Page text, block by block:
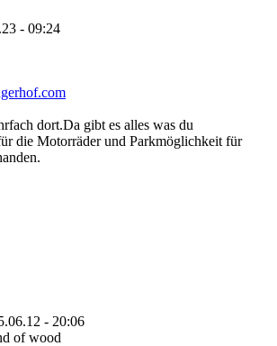
- 09:24
dort.Da gibt es alles was du
die Motorräder und Parkmöglichkeit für
- 20:06
of wood